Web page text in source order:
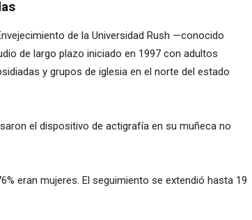
de la Universidad Rush —conocido
de largo plazo iniciado en 1997 con adultos
y grupos de iglesia en el norte del estado
el dispositivo de actigrafía en su muñeca no
eran mujeres. El seguimiento se extendió hasta 19